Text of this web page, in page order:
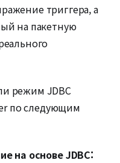
триггера, а
на пакетную
режим JDBC
по следующим
на основе JDBC: